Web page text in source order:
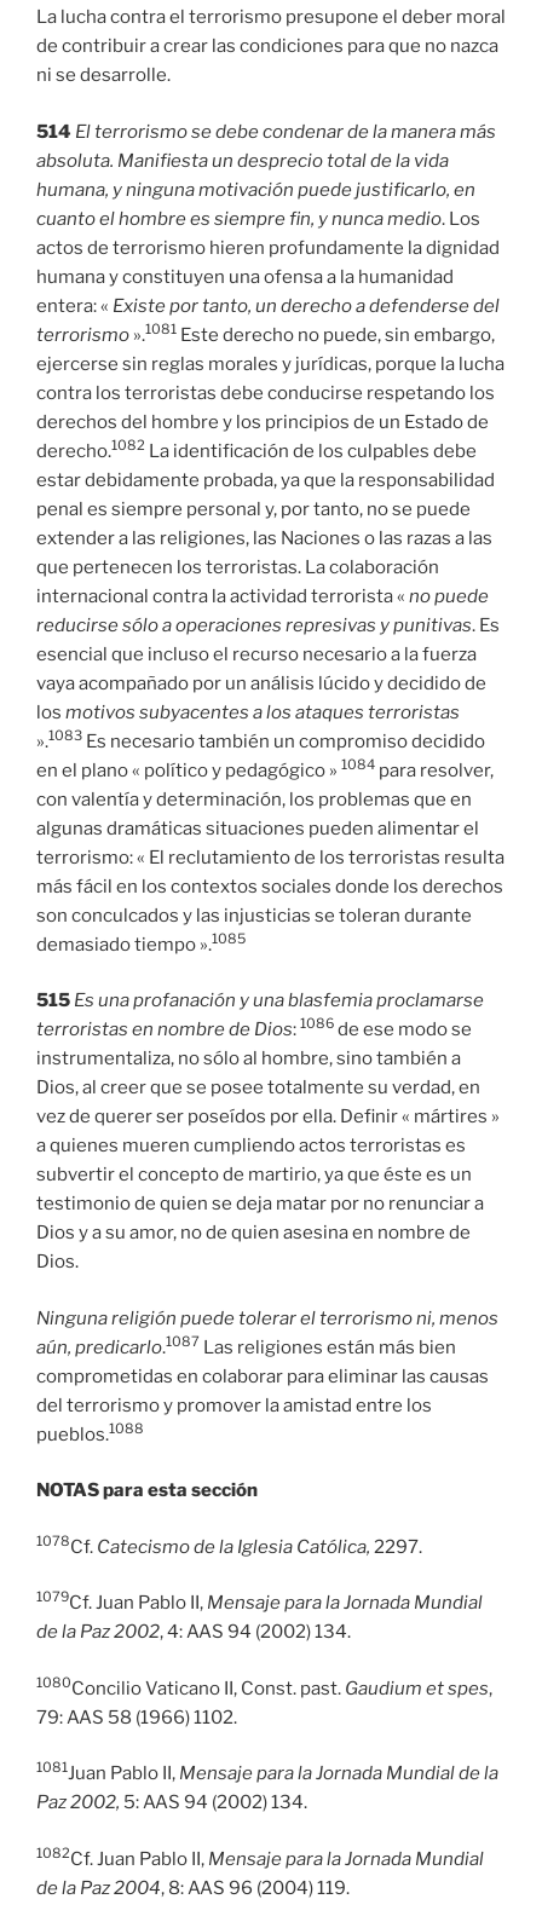
La lucha contra el terrorismo presupone el deber moral
de contribuir a crear las condiciones para que no nazca
ni se desarrolle.
514 El terrorismo se debe condenar de la manera más
absoluta. Manifiesta un desprecio total de la vida
humana, y ninguna motivación puede justificarlo, en
cuanto el hombre es siempre fin, y nunca medio. Los
actos de terrorismo hieren profundamente la dignidad
humana y constituyen una ofensa a la humanidad
entera: « Existe por tanto, un derecho a defenderse del
terrorismo ».1081 Este derecho no puede, sin embargo,
ejercerse sin reglas morales y jurídicas, porque la lucha
contra los terroristas debe conducirse respetando los
derechos del hombre y los principios de un Estado de
derecho.1082 La identificación de los culpables debe
estar debidamente probada, ya que la responsabilidad
penal es siempre personal y, por tanto, no se puede
extender a las religiones, las Naciones o las razas a las
que pertenecen los terroristas. La colaboración
internacional contra la actividad terrorista « no puede
reducirse sólo a operaciones represivas y punitivas. Es
esencial que incluso el recurso necesario a la fuerza
vaya acompañado por un análisis lúcido y decidido de
los motivos subyacentes a los ataques terroristas
».1083 Es necesario también un compromiso decidido
en el plano « político y pedagógico » 1084 para resolver,
con valentía y determinación, los problemas que en
algunas dramáticas situaciones pueden alimentar el
terrorismo: « El reclutamiento de los terroristas resulta
más fácil en los contextos sociales donde los derechos
son conculcados y las injusticias se toleran durante
demasiado tiempo ».1085
515 Es una profanación y una blasfemia proclamarse
terroristas en nombre de Dios: 1086 de ese modo se
instrumentaliza, no sólo al hombre, sino también a
Dios, al creer que se posee totalmente su verdad, en
vez de querer ser poseídos por ella. Definir « mártires »
a quienes mueren cumpliendo actos terroristas es
subvertir el concepto de martirio, ya que éste es un
testimonio de quien se deja matar por no renunciar a
Dios y a su amor, no de quien asesina en nombre de
Dios.
Ninguna religión puede tolerar el terrorismo ni, menos
aún, predicarlo.1087 Las religiones están más bien
comprometidas en colaborar para eliminar las causas
del terrorismo y promover la amistad entre los
pueblos.1088
NOTAS para esta sección
1078Cf. Catecismo de la Iglesia Católica, 2297.
1079Cf. Juan Pablo II, Mensaje para la Jornada Mundial
de la Paz 2002, 4: AAS 94 (2002) 134.
1080Concilio Vaticano II, Const. past. Gaudium et spes,
79: AAS 58 (1966) 1102.
1081Juan Pablo II, Mensaje para la Jornada Mundial de la
Paz 2002, 5: AAS 94 (2002) 134.
1082Cf. Juan Pablo II, Mensaje para la Jornada Mundial
de la Paz 2004, 8: AAS 96 (2004) 119.